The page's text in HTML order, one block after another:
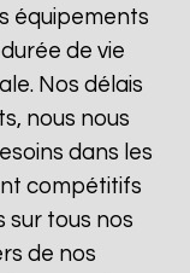
équipements
de vie
Nos délais
nous nous
dans les
compétitifs
sur tous nos
de nos